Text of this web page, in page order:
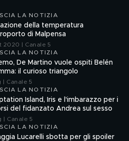
l'unico che sembra sapere
pratiche.
LA NOTIZIA
della temperatura
di Malpensa
2020 | Canale 5
LA NOTIZIA
De Martino vuole ospiti Belén
il curioso triangolo
| Canale 5
LA NOTIZIA
Island, Iris e l'imbarazzo per i
del fidanzato Andrea sul sesso
| Canale 5
LA NOTIZIA
Lucarelli sbotta per gli spoiler